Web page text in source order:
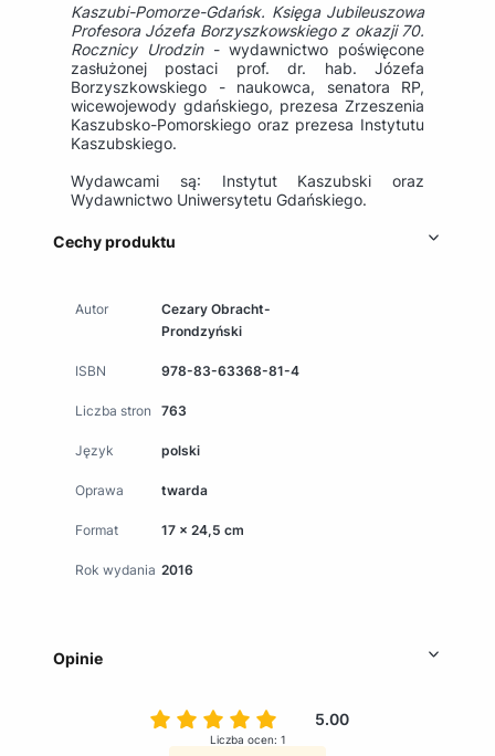
Kaszubi-Pomorze-Gdańsk. Księga Jubileuszowa
Profesora Józefa Borzyszkowskiego z okazji 70.
Rocznicy Urodzin- wydawnictwo poświęcone
zasłużonej postaci prof. dr. hab. Józefa
Borzyszkowskiego - naukowca, senatora RP,
wicewojewody gdańskiego, prezesa Zrzeszenia
Kaszubsko-Pomorskiego oraz prezesa Instytutu
Kaszubskiego.
Wydawcami są: Instytut Kaszubski oraz
Wydawnictwo Uniwersytetu Gdańskiego.
Cechy produktu
Autor
Cezary Obracht-
Prondzyński
ISBN 978-83-63368-81-4
Liczba stron 763
Język polski
Oprawa twarda
Format 17 x 24,5 cm
Rok wydania 2016
Opinie
5.00
Liczba ocen: 1